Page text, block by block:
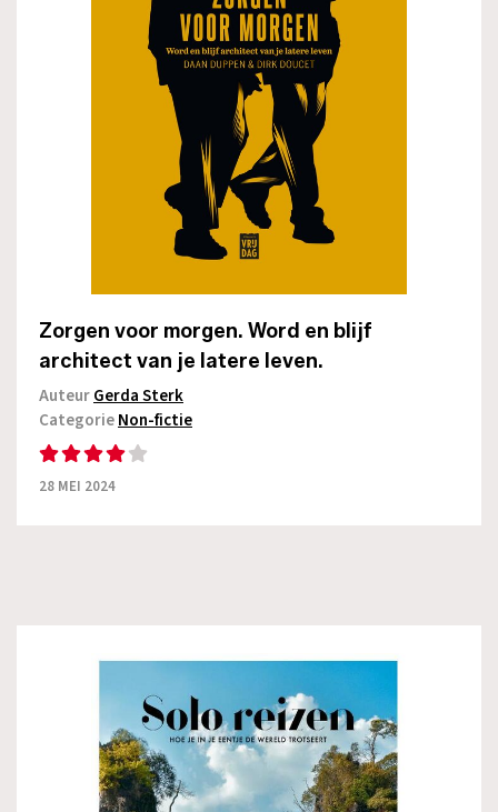
Zorgen voor morgen. Word en blijf
architect van je latere leven.
AuteurGerda Sterk
CategorieNon-fictie
28 MEI 2024